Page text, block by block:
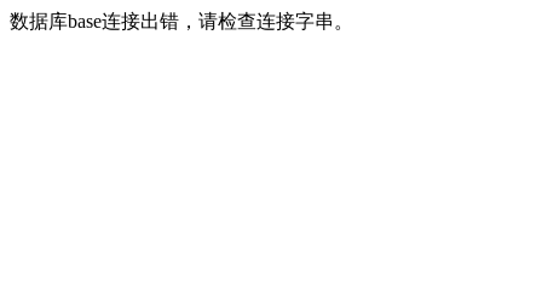
数据库base连接出错，请检查连接字串。